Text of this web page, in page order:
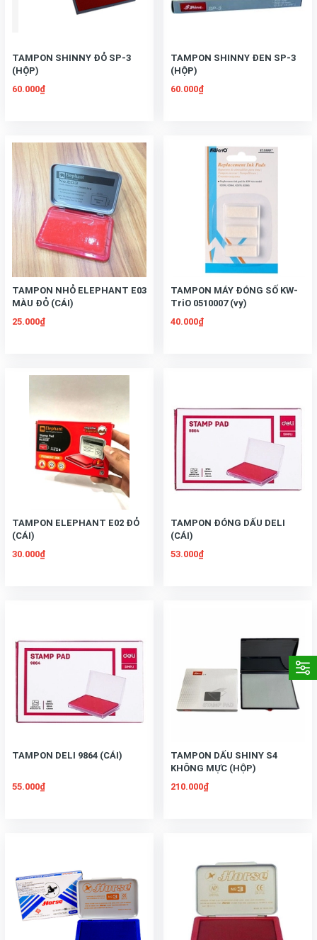
TAMPON SHINNY ĐỎ SP-3
(HỘP)
60.000₫
TAMPON SHINNY ĐEN SP-3
(HỘP)
60.000₫
TAMPON NHỎ ELEPHANT E03
MÀU ĐỎ (CÁI)
25.000₫
TAMPON MÁY ĐÓNG SỐ KW-
TriO 0510007 (vy)
40.000₫
TAMPON ELEPHANT E02 ĐỎ
(CÁI)
30.000₫
TAMPON ĐÓNG DẤU DELI
(CÁI)
53.000₫
TAMPON DELI 9864 (CÁI)
55.000₫
TAMPON DẤU SHINY S4
KHÔNG MỰC (HỘP)
210.000₫